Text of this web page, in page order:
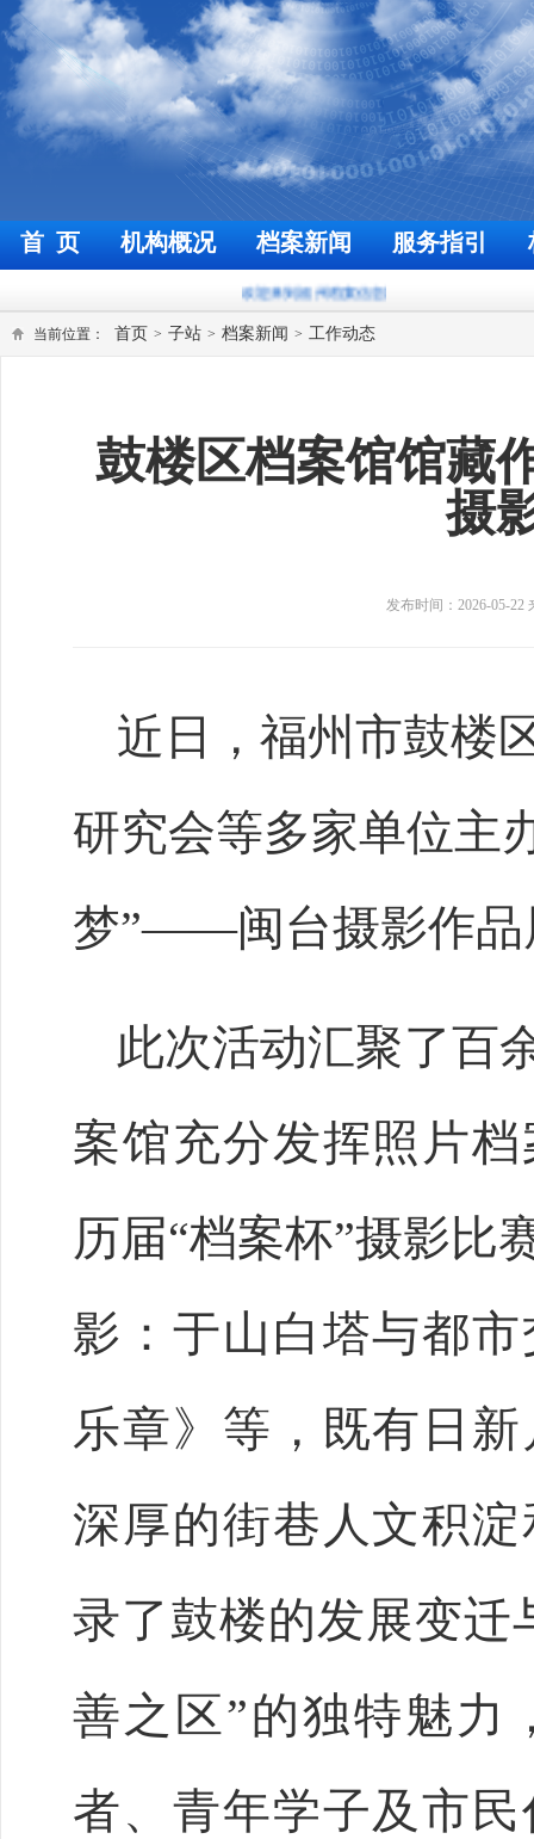
首 页 机构概况 档案新闻 服务指引
欢迎来到福州档案信息网 今天是2026年8月6日
当前位置： 首页 > 子站 > 档案新闻 > 工作动态
鼓楼区档案馆馆藏
摄
发布时间：2026-05-22
近日，福州市鼓楼
研究会等多家单位主
梦”——闽台摄影作品
此次活动汇聚了百
案馆充分发挥照片
历届“档案杯”摄影比
影：于山白塔与都
乐章》等，既有日
深厚的街巷人文积
录了鼓楼的发展变迁
善之区”的独特魅力
者、青年学子及市